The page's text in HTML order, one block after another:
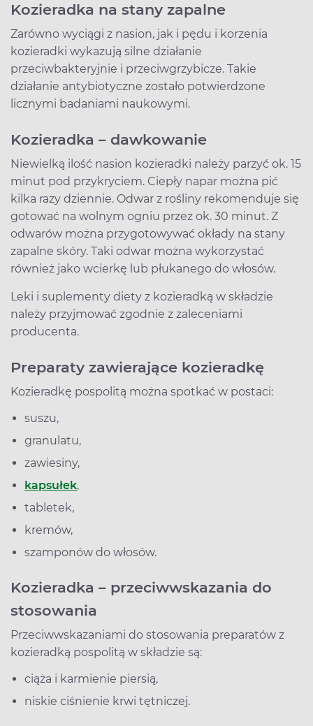
Kozieradka na stany zapalne
Zarówno wyciągi z nasion, jak i pędu i korzenia
kozieradki wykazują silne działanie
przeciwbakteryjnie i przeciwgrzybicze. Takie
działanie antybiotyczne zostało potwierdzone
licznymi badaniami naukowymi.
Kozieradka – dawkowanie
Niewielką ilość nasion kozieradki należy parzyć ok. 15
minut pod przykryciem. Ciepły napar można pić
kilka razy dziennie. Odwar z rośliny rekomenduje się
gotować na wolnym ogniu przez ok. 30 minut. Z
odwarów można przygotowywać okłady na stany
zapalne skóry. Taki odwar można wykorzystać
również jako wcierkę lub płukanego do włosów.
Leki i suplementy diety z kozieradką w składzie
należy przyjmować zgodnie z zaleceniami
producenta.
Preparaty zawierające kozieradkę
Kozieradkę pospolitą można spotkać w postaci:
suszu,
granulatu,
zawiesiny,
kapsułek,
tabletek,
kremów,
szamponów do włosów.
Kozieradka – przeciwwskazania do
stosowania
Przeciwwskazaniami do stosowania preparatów z
kozieradką pospolitą w składzie są:
ciąża i karmienie piersią,
niskie ciśnienie krwi tętniczej.